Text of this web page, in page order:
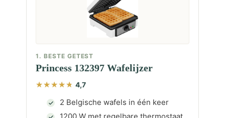
1. BESTE GETEST
Princess 132397 Wafelijzer
4,7
2 Belgische wafels in één keer